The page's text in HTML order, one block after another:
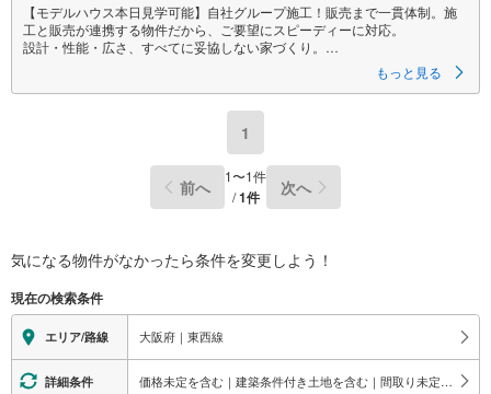
【モデルハウス本日見学可能】自社グループ施工！販売まで一貫体制。施
工と販売が連携する物件だから、ご要望にスピーディーに対応。
設計・性能・広さ、すべてに妥協しない家づくり。
～自社ブランド物件:建売価格で「理想」を諦めない住まい～
■なぜ建売価格で「理想」が叶うのか？
施工から販売までグループ内で完結させることで中間コストを徹底カッ
ト。その分を「広さ」と「性能」に還元しました。
■「お金の理想」も諦めない。専属FPによる無料相談
ンを作成します。
・プロならではのアドバイス
「最適な銀行は？」「今の年収で大丈夫？」といった疑問から住宅ローン
の最大活用まで、家計を守る具体的なプランをご提案。
「自分らしい家」と「安心できる将来」。
どちらもフロンティアで叶えませんか？
当日の現地見学・FP相談も受付中です！
もっと見る
1
前へ 1〜1件
/1件 次へ
気になる物件がなかったら条件を変更しよう！
現在の検索条件
エリア/路線 大阪府｜東西線
詳細条件 価格未定を含む｜建築条件付き土地を含む｜間取り未定を含む｜床下収納